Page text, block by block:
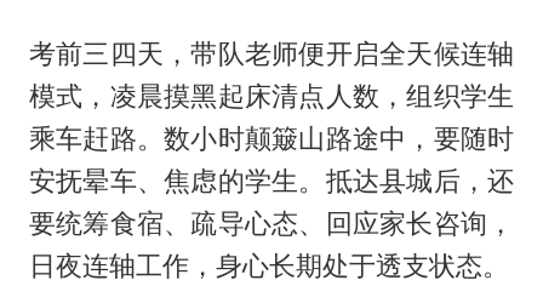
考前三四天，带队老师便开启全天候连轴
模式，凌晨摸黑起床清点人数，组织学生
乘车赶路。数小时颠簸山路途中，要随时
安抚晕车、焦虑的学生。抵达县城后，还
要统筹食宿、疏导心态、回应家长咨询，
日夜连轴工作，身心长期处于透支状态。